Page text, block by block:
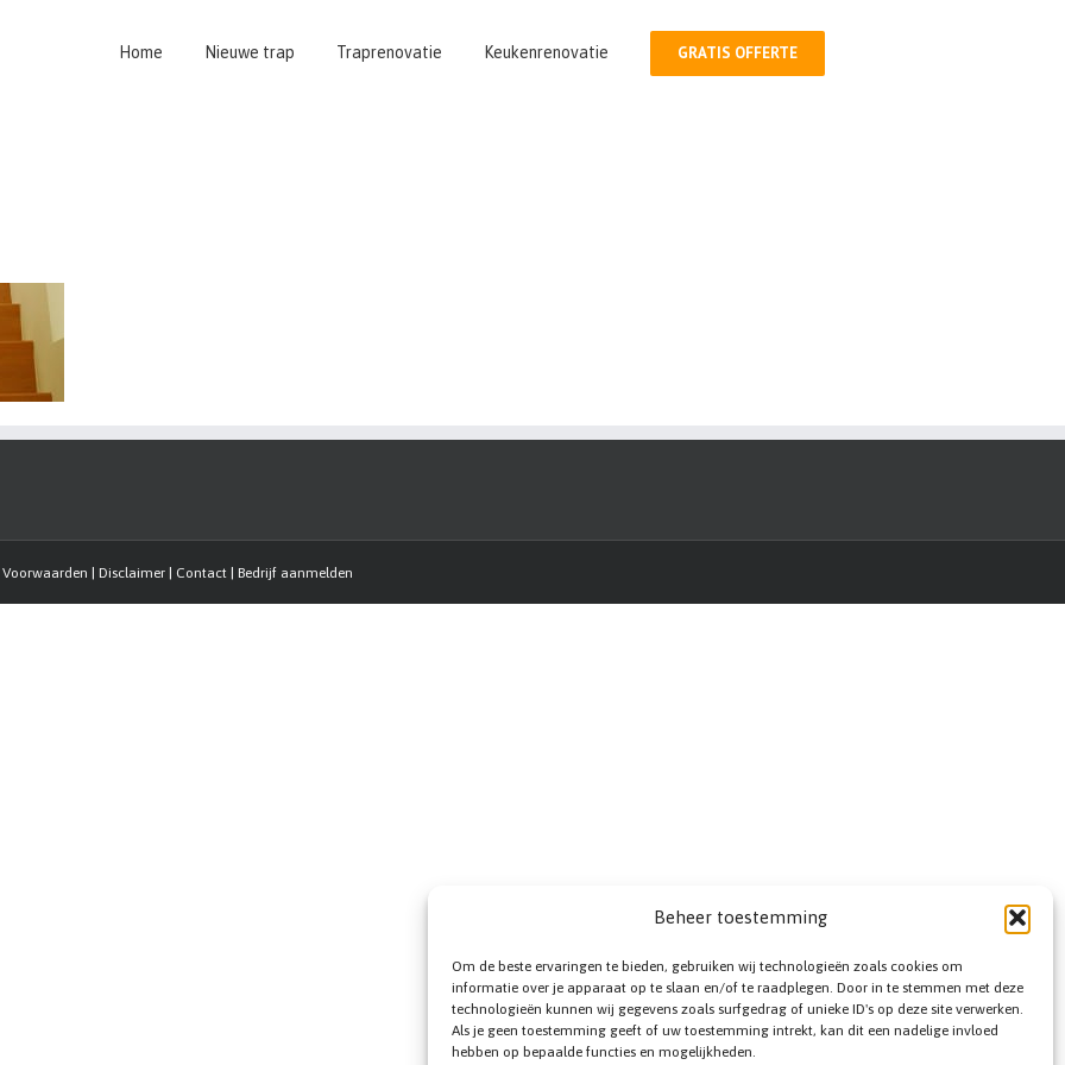
Beheer toestemming
Om de beste ervaringen te bieden, gebruiken wij technologieën zoals cookies om
informatie over je apparaat op te slaan en/of te raadplegen. Door in te stemmen met deze
technologieën kunnen wij gegevens zoals surfgedrag of unieke ID's op deze site verwerken.
Als je geen toestemming geeft of uw toestemming intrekt, kan dit een nadelige invloed
hebben op bepaalde functies en mogelijkheden.
Home Nieuwe trap Traprenovatie Keukenrenovatie GRATIS OFFERTE
Voorwaarden Disclaimer Contact Bedrijf aanmelden